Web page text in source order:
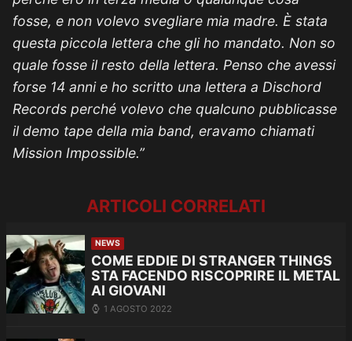
fosse, e non volevo svegliare mia madre. È stata
questa piccola lettera che gli ho mandato. Non so
quale fosse il resto della lettera. Penso che avessi
forse 14 anni e ho scritto una lettera a Dischord
Records perché volevo che qualcuno pubblicasse
il demo tape della mia band, eravamo chiamati
Mission Impossible.”
ARTICOLI CORRELATI
NEWS
COME EDDIE DI STRANGER THINGS
STA FACENDO RISCOPRIRE IL METAL
AI GIOVANI
1 AGOSTO 2022